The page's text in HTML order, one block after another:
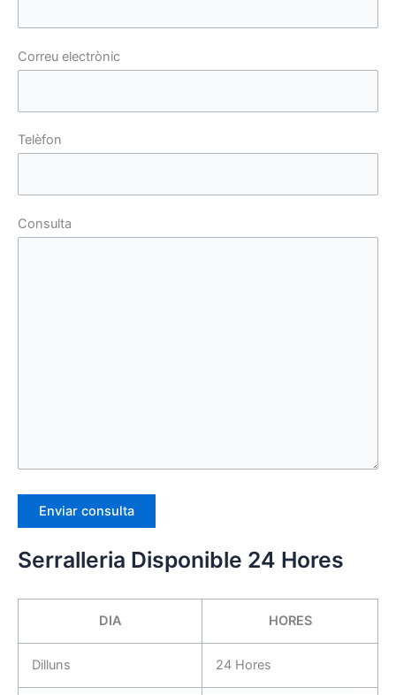
Correu electrònic
Telèfon
Consulta
Serralleria Disponible 24 Hores
DIA HORES
Dilluns 24 Hores